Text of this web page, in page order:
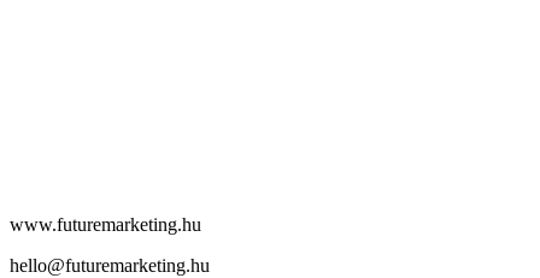
www.futuremarketing.hu
hello@futuremarketing.hu